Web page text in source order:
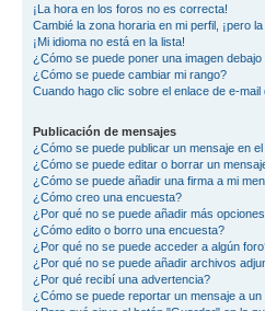
¡La hora en los foros no es correcta!
Cambié la zona horaria en mi perfil, ¡pero
¡Mi idioma no está en la lista!
¿Cómo se puede poner una imagen
¿Cómo se puede cambiar mi rango?
Cuando hago clic sobre el enlace de e-
Publicación de mensajes
¿Cómo se puede publicar un mensaje en
¿Cómo se puede editar o borrar un
¿Cómo se puede añadir una firma a mi
¿Cómo creo una encuesta?
¿Por qué no se puede añadir más
¿Cómo edito o borro una encuesta?
¿Por qué no se puede acceder a algún
¿Por qué no se puede añadir archivos
¿Por qué recibí una advertencia?
¿Cómo se puede reportar un mensaje a